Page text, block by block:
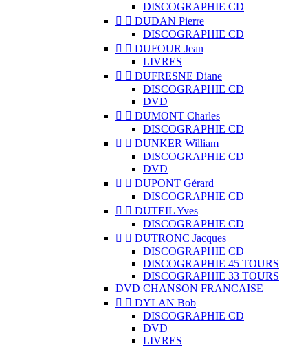
DISCOGRAPHIE CD
  DUDAN Pierre
DISCOGRAPHIE CD
  DUFOUR Jean
LIVRES
  DUFRESNE Diane
DISCOGRAPHIE CD
DVD
  DUMONT Charles
DISCOGRAPHIE CD
  DUNKER William
DISCOGRAPHIE CD
DVD
  DUPONT Gérard
DISCOGRAPHIE CD
  DUTEIL Yves
DISCOGRAPHIE CD
  DUTRONC Jacques
DISCOGRAPHIE CD
DISCOGRAPHIE 45 TOURS
DISCOGRAPHIE 33 TOURS
DVD CHANSON FRANCAISE
  DYLAN Bob
DISCOGRAPHIE CD
DVD
LIVRES